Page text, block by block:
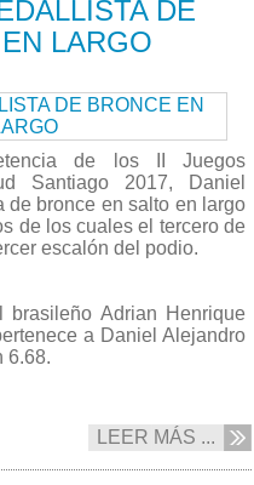
DE
LARGO
de los II Juegos
Santiago 2017, Daniel
de bronce en salto en largo
de los cuales el tercero de
escalón del podio.
brasileño Adrian Henrique
a Daniel Alejandro
6.68.
LEER MÁS ...